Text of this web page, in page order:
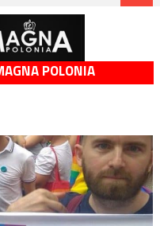
POLONIA